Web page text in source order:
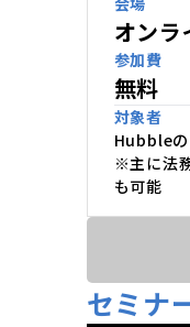
オンラ
参加費
無料
対象者
Hubbleの
※主に法
も可能
セミナ